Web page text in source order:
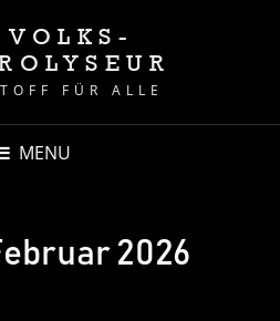
VOLKS-
FÜR ALLE
MENU
2026